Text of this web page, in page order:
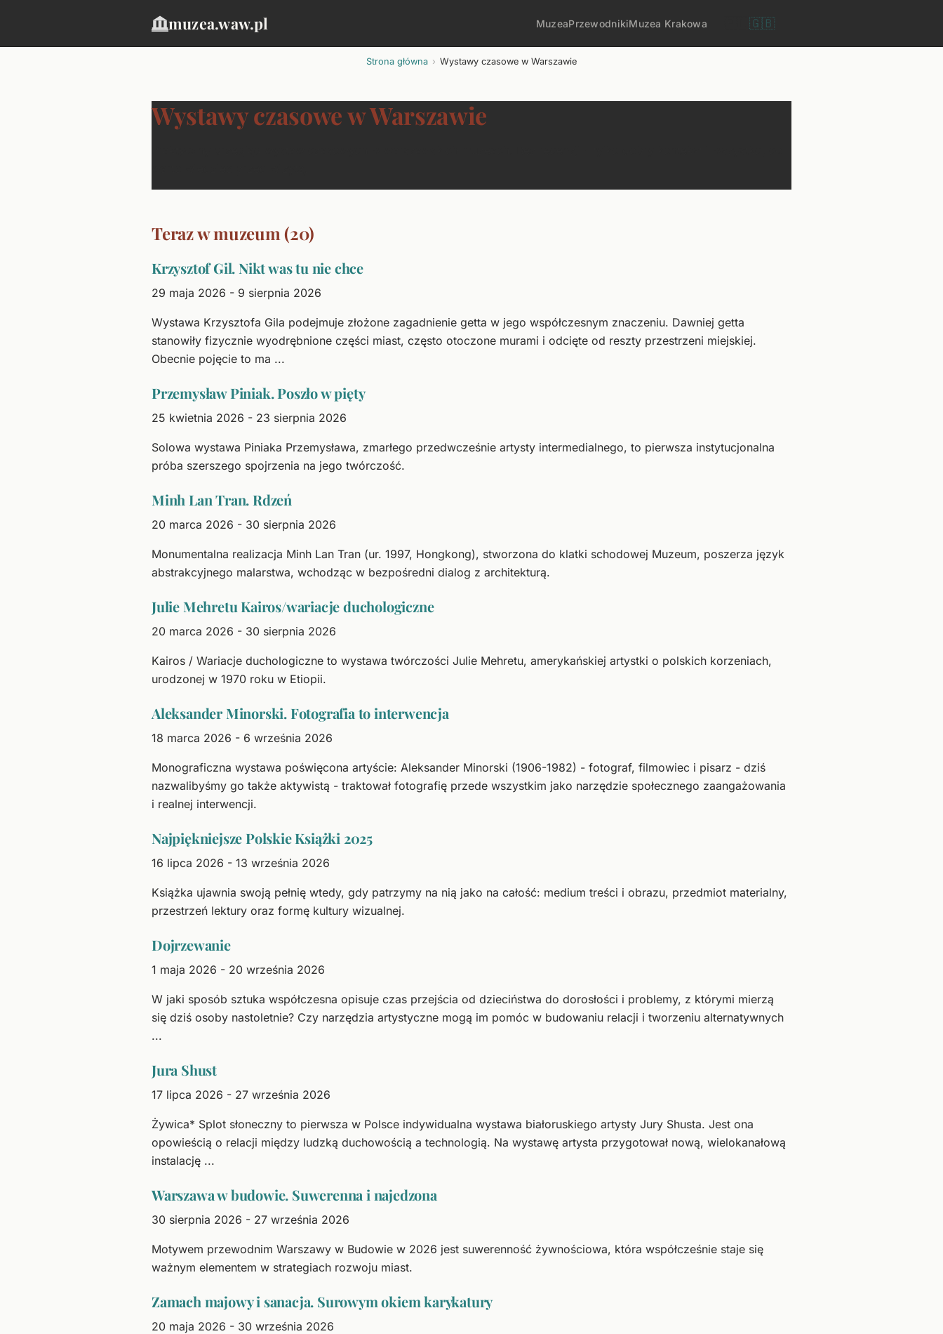
muzea.waw.pl MuzeaPrzewodnikiMuzea Krakowa 🇬🇧
Strona główna Wystawy czasowe w Warszawie
Wystawy czasowe w Warszawie
Teraz w muzeum (20)
Krzysztof Gil. Nikt was tu nie chce
29 maja 2026 - 9 sierpnia 2026
Wystawa Krzysztofa Gila podejmuje złożone zagadnienie getta w jego współczesnym znaczeniu. Dawniej getta
stanowiły fizycznie wyodrębnione części miast, często otoczone murami i odcięte od reszty przestrzeni miejskiej.
Obecnie pojęcie to ma ...
Przemysław Piniak. Poszło w pięty
25 kwietnia 2026 - 23 sierpnia 2026
Solowa wystawa Piniaka Przemysława, zmarłego przedwcześnie artysty intermedialnego, to pierwsza instytucjonalna
próba szerszego spojrzenia na jego twórczość.
Minh Lan Tran. Rdzeń
20 marca 2026 - 30 sierpnia 2026
Monumentalna realizacja Minh Lan Tran (ur. 1997, Hongkong), stworzona do klatki schodowej Muzeum, poszerza język
abstrakcyjnego malarstwa, wchodząc w bezpośredni dialog z architekturą.
Julie Mehretu Kairos/wariacje duchologiczne
20 marca 2026 - 30 sierpnia 2026
Kairos / Wariacje duchologiczne to wystawa twórczości Julie Mehretu, amerykańskiej artystki o polskich korzeniach,
urodzonej w 1970 roku w Etiopii.
Aleksander Minorski. Fotografia to interwencja
18 marca 2026 - 6 września 2026
Monograficzna wystawa poświęcona artyście: Aleksander Minorski (1906-1982) - fotograf, filmowiec i pisarz - dziś
nazwalibyśmy go także aktywistą - traktował fotografię przede wszystkim jako narzędzie społecznego zaangażowania
i realnej interwencji.
Najpiękniejsze Polskie Książki 2025
16 lipca 2026 - 13 września 2026
Książka ujawnia swoją pełnię wtedy, gdy patrzymy na nią jako na całość: medium treści i obrazu, przedmiot materialny,
przestrzeń lektury oraz formę kultury wizualnej.
Dojrzewanie
1 maja 2026 - 20 września 2026
W jaki sposób sztuka współczesna opisuje czas przejścia od dzieciństwa do dorosłości i problemy, z którymi mierzą
się dziś osoby nastoletnie? Czy narzędzia artystyczne mogą im pomóc w budowaniu relacji i tworzeniu alternatywnych
...
Jura Shust
17 lipca 2026 - 27 września 2026
Żywica* Splot słoneczny to pierwsza w Polsce indywidualna wystawa białoruskiego artysty Jury Shusta. Jest ona
opowieścią o relacji między ludzką duchowością a technologią. Na wystawę artysta przygotował nową, wielokanałową
instalację ...
Warszawa w budowie. Suwerenna i najedzona
30 sierpnia 2026 - 27 września 2026
Motywem przewodnim Warszawy w Budowie w 2026 jest suwerenność żywnościowa, która współcześnie staje się
ważnym elementem w strategiach rozwoju miast.
Zamach majowy i sanacja. Surowym okiem karykatury
20 maja 2026 - 30 września 2026